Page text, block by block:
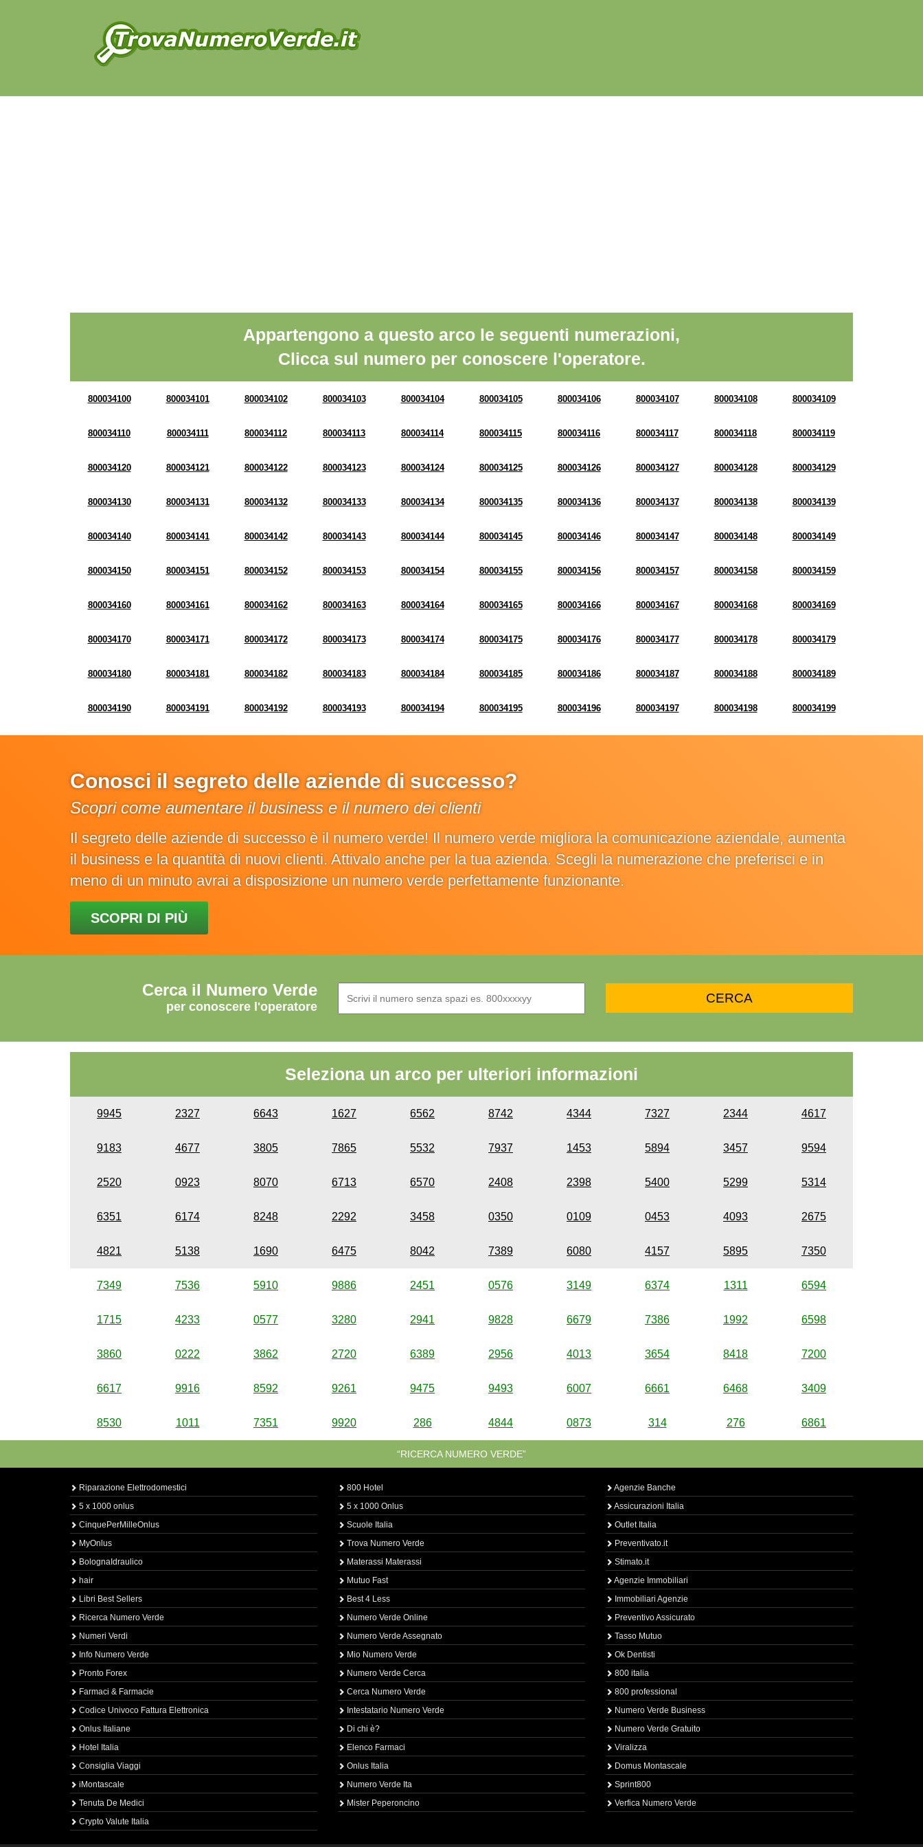
Appartengono a questo arco le seguenti numerazioni,
Clicca sul numero per conoscere l'operatore.
800034100 800034101 800034102 800034103 800034104 800034105 800034106 800034107 800034108 800034109
800034110 800034111 800034112 800034113 800034114 800034115 800034116 800034117 800034118 800034119
800034120 800034121 800034122 800034123 800034124 800034125 800034126 800034127 800034128 800034129
800034130 800034131 800034132 800034133 800034134 800034135 800034136 800034137 800034138 800034139
800034140 800034141 800034142 800034143 800034144 800034145 800034146 800034147 800034148 800034149
800034150 800034151 800034152 800034153 800034154 800034155 800034156 800034157 800034158 800034159
800034160 800034161 800034162 800034163 800034164 800034165 800034166 800034167 800034168 800034169
800034170 800034171 800034172 800034173 800034174 800034175 800034176 800034177 800034178 800034179
800034180 800034181 800034182 800034183 800034184 800034185 800034186 800034187 800034188 800034189
800034190 800034191 800034192 800034193 800034194 800034195 800034196 800034197 800034198 800034199
Conosci il segreto delle aziende di successo?
Scopri come aumentare il business e il numero dei clienti
Il segreto delle aziende di successo è il numero verde! Il numero verde migliora la comunicazione aziendale, aumenta
il business e la quantità di nuovi clienti. Attivalo anche per la tua azienda. Scegli la numerazione che preferisci e in
meno di un minuto avrai a disposizione un numero verde perfettamente funzionante.
SCOPRI DI PIÙ
Cerca il Numero Verde
per conoscere l'operatore
Seleziona un arco per ulteriori informazioni
9945 2327 6643 1627 6562 8742 4344 7327 2344 4617
9183 4677 3805 7865 5532 7937 1453 5894 3457 9594
2520 0923 8070 6713 6570 2408 2398 5400 5299 5314
6351 6174 8248 2292 3458 0350 0109 0453 4093 2675
4821 5138 1690 6475 8042 7389 6080 4157 5895 7350
7349 7536 5910 9886 2451 0576 3149 6374 1311 6594
1715 4233 0577 3280 2941 9828 6679 7386 1992 6598
3860 0222 3862 2720 6389 2956 4013 3654 8418 7200
6617 9916 8592 9261 9475 9493 6007 6661 6468 3409
8530 1011 7351 9920 286 4844 0873 314 276 6861
“RICERCA NUMERO VERDE”
Riparazione Elettrodomestici
5 x 1000 onlus
CinquePerMilleOnlus
MyOnlus
BolognaIdraulico
hair
Libri Best Sellers
Ricerca Numero Verde
Numeri Verdi
Info Numero Verde
Pronto Forex
Farmaci & Farmacie
Codice Univoco Fattura Elettronica
Onlus Italiane
Hotel Italia
Consiglia Viaggi
iMontascale
Tenuta De Medici
Crypto Valute Italia
800 Hotel
5 x 1000 Onlus
Scuole Italia
Trova Numero Verde
Materassi Materassi
Mutuo Fast
Best 4 Less
Numero Verde Online
Numero Verde Assegnato
Mio Numero Verde
Numero Verde Cerca
Cerca Numero Verde
Intestatario Numero Verde
Di chi è?
Elenco Farmaci
Onlus Italia
Numero Verde Ita
Mister Peperoncino
Agenzie Banche
Assicurazioni Italia
Outlet Italia
Preventivato.it
Stimato.it
Agenzie Immobiliari
Immobiliari Agenzie
Preventivo Assicurato
Tasso Mutuo
Ok Dentisti
800 italia
800 professional
Numero Verde Business
Numero Verde Gratuito
Viralizza
Domus Montascale
Sprint800
Verfica Numero Verde